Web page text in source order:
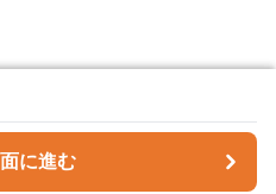
に進む
に進む